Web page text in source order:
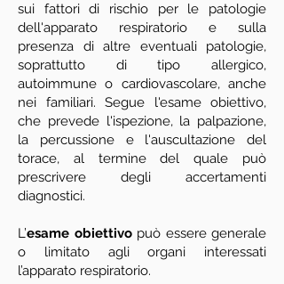
sui fattori di rischio per le patologie
dell'apparato respiratorio e sulla
presenza di altre eventuali patologie,
soprattutto di tipo allergico,
autoimmune o cardiovascolare, anche
nei familiari. Segue l'esame obiettivo,
che prevede l'ispezione, la palpazione,
la percussione e l'auscultazione del
torace, al termine del quale può
prescrivere degli accertamenti
diagnostici.
L’esame obiettivopuò essere generale
o limitato agli organi interessati
l’apparato respiratorio.